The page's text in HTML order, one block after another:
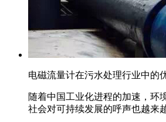
电磁流量计在污水处理行业中的
随着中国工业化进程的加速，环
社会对可持续发展的呼声也越来